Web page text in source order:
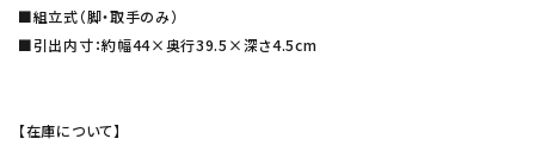
■組立式（脚・取手のみ）
■引出内寸：約幅44×奥行39.5×深さ4.5cm
【在庫について】